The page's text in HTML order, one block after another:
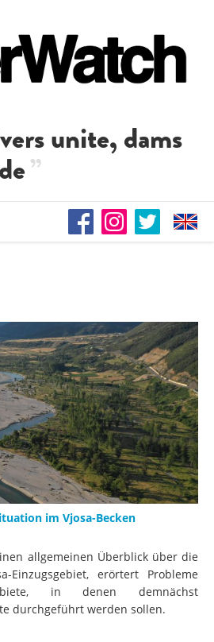
unite, dams
im Vjosa-Becken
allgemeinen Überblick über die
Einzugsgebiet, erörtert Probleme
in denen demnächst
durchgeführt werden sollen.